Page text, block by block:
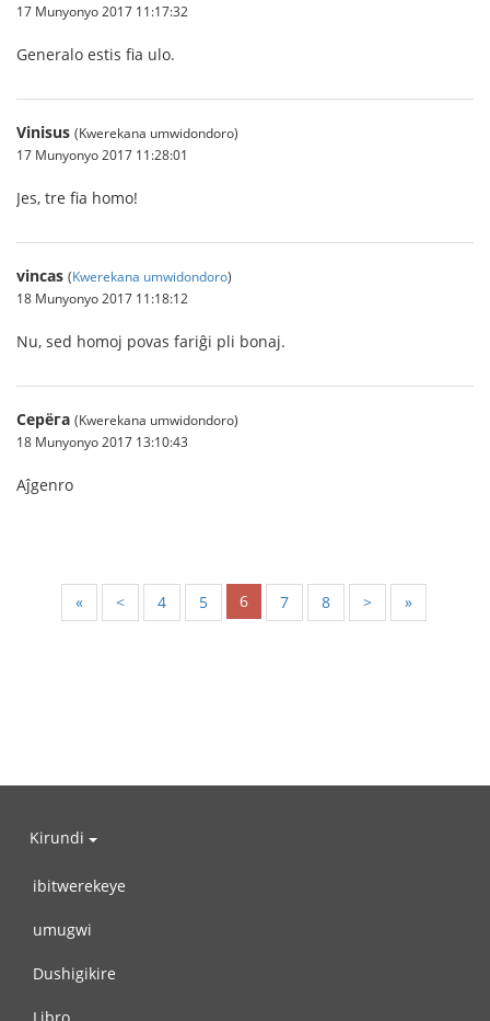
17 Munyonyo 2017 11:17:32
Generalo estis fia ulo.
Vinisus (Kwerekana umwidondoro)
17 Munyonyo 2017 11:28:01
Jes, tre fia homo!
vincas (Kwerekana umwidondoro)
18 Munyonyo 2017 11:18:12
Nu, sed homoj povas fariĝi pli bonaj.
Серёга (Kwerekana umwidondoro)
18 Munyonyo 2017 13:10:43
Aĵgenro
« < 4 5 6 7 8 > »
Kirundi
ibitwerekeye
umugwi
Dushigikire